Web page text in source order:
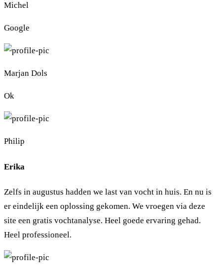
Michel
Google
Marjan Dols
Ok
Philip
Erika
Zelfs in augustus hadden we last van vocht in huis. En nu is
er eindelijk een oplossing gekomen. We vroegen via deze
site een gratis vochtanalyse. Heel goede ervaring gehad.
Heel professioneel.